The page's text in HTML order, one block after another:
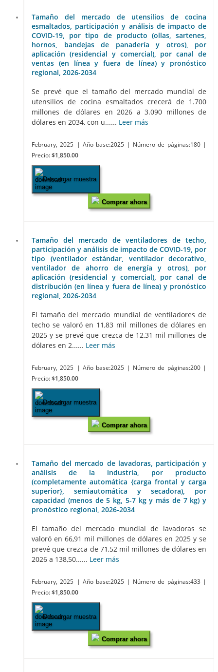
Tamaño del mercado de utensilios de cocina
esmaltados, participación y análisis de impacto de
COVID-19, por tipo de producto (ollas, sartenes,
hornos, bandejas de panadería y otros), por
aplicación (residencial y comercial), por canal de
ventas (en línea y fuera de línea) y pronóstico
regional, 2026-2034
Se prevé que el tamaño del mercado mundial de
utensilios de cocina esmaltados crecerá de 1.700
millones de dólares en 2026 a 3.090 millones de
dólares en 2034, con u...... Leer más
February, 2025 | Año base:2025 | Número de páginas:180 |
Precio: $1,850.00
Descargar muestra
Comprar ahora
Tamaño del mercado de ventiladores de techo,
participación y análisis de impacto de COVID-19, por
tipo (ventilador estándar, ventilador decorativo,
ventilador de ahorro de energía y otros), por
aplicación (residencial y comercial), por canal de
distribución (en línea y fuera de línea) y pronóstico
regional, 2026-2034
El tamaño del mercado mundial de ventiladores de
techo se valoró en 11,83 mil millones de dólares en
2025 y se prevé que crezca de 12,31 mil millones de
dólares en 2...... Leer más
February, 2025 | Año base:2025 | Número de páginas:200 |
Precio: $1,850.00
Descargar muestra
Comprar ahora
Tamaño del mercado de lavadoras, participación y
análisis de la industria, por producto
(completamente automática {carga frontal y carga
superior}, semiautomática y secadora), por
capacidad (menos de 5 kg, 5-7 kg y más de 7 kg) y
pronóstico regional, 2026-2034
El tamaño del mercado mundial de lavadoras se
valoró en 66,91 mil millones de dólares en 2025 y se
prevé que crezca de 71,52 mil millones de dólares en
2026 a 138,50...... Leer más
February, 2025 | Año base:2025 | Número de páginas:433 |
Precio: $1,850.00
Descargar muestra
Comprar ahora